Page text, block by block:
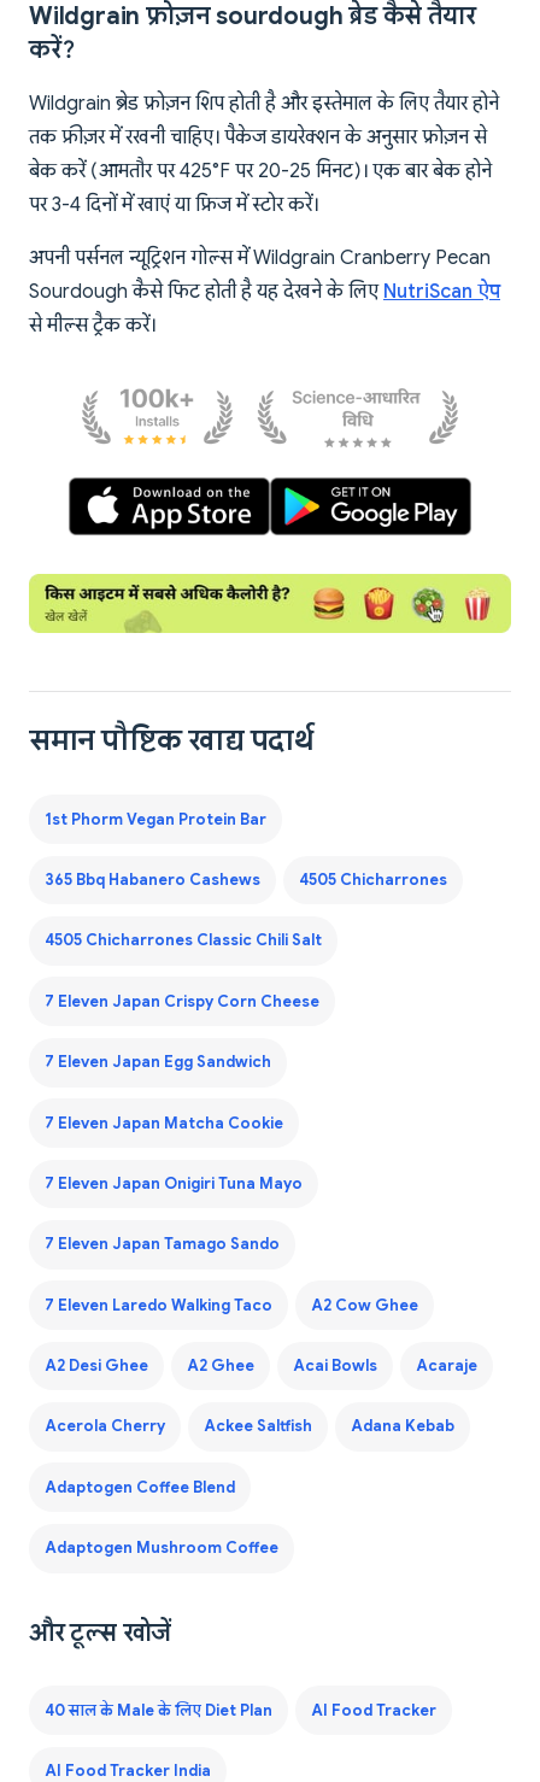
Wildgrain फ्रोज़न sourdough ब्रेड कैसे तैयार
करें?
Wildgrain ब्रेड फ्रोज़न शिप होती है और इस्तेमाल के लिए तैयार होने
तक फ्रीज़र में रखनी चाहिए। पैकेज डायरेक्शन के अनुसार फ्रोज़न से
बेक करें (आमतौर पर 425°F पर 20-25 मिनट)। एक बार बेक होने
पर 3-4 दिनों में खाएं या फ्रिज में स्टोर करें।
अपनी पर्सनल न्यूट्रिशन गोल्स में Wildgrain Cranberry Pecan
Sourdough कैसे फिट होती है यह देखने के लिए NutriScan ऐप
से मील्स ट्रैक करें।
समान पौष्टिक खाद्य पदार्थ
1st Phorm Vegan Protein Bar
365 Bbq Habanero Cashews 4505 Chicharrones
4505 Chicharrones Classic Chili Salt
7 Eleven Japan Crispy Corn Cheese
7 Eleven Japan Egg Sandwich
7 Eleven Japan Matcha Cookie
7 Eleven Japan Onigiri Tuna Mayo
7 Eleven Japan Tamago Sando
7 Eleven Laredo Walking Taco A2 Cow Ghee
A2 Desi Ghee A2 Ghee Acai Bowls Acaraje
Acerola Cherry Ackee Saltfish Adana Kebab
Adaptogen Coffee Blend
Adaptogen Mushroom Coffee
और टूल्स खोजें
40 साल के Male के लिए Diet Plan AI Food Tracker
AI Food Tracker India